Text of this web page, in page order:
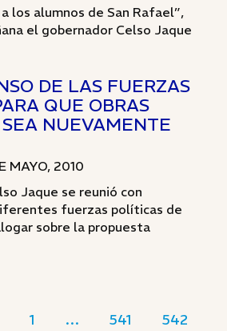
los alumnos de San Rafael”,
el gobernador Celso Jaque
DE LAS FUERZAS
QUE OBRAS
NUEVAMENTE
MAYO, 2010
Jaque se reunió con
fuerzas políticas de
sobre la propuesta
1 … 541
542